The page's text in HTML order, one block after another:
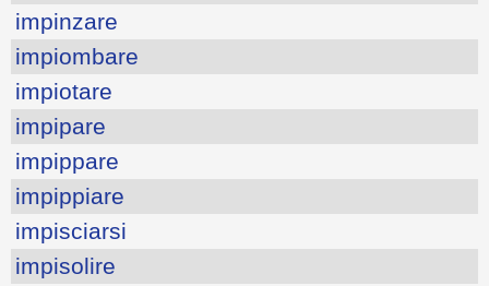
impinzare
impiombare
impiotare
impipare
impippare
impippiare
impisciarsi
impisolire